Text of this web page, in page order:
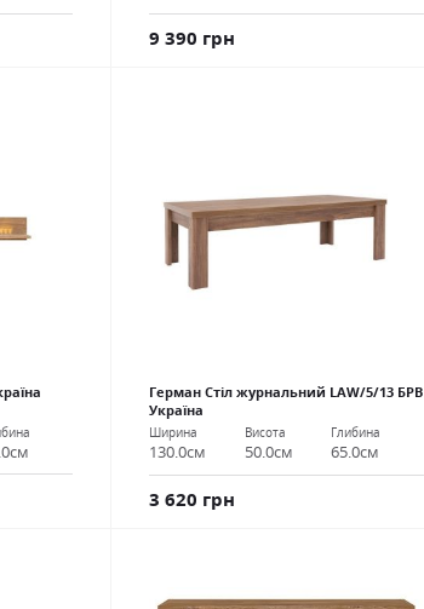
9 390 грн
Герман Стіл журнальний LAW/5/13 БРВ
Україна
Ширина
130.0см
Висота
50.0см
Глибина
65.0см
3 620 грн